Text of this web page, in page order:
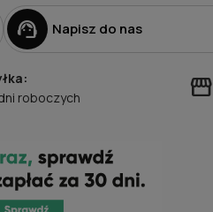
support_agent Napisz do nas
roboczych
storefront